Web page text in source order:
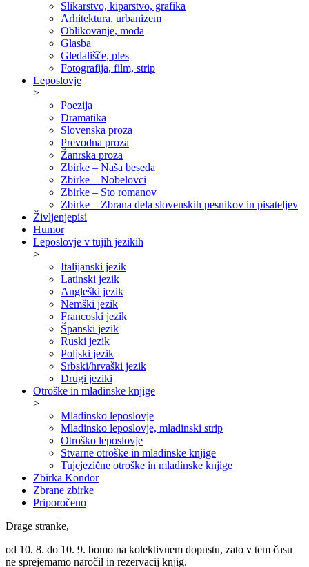
Slikarstvo, kiparstvo, grafika
Arhitektura, urbanizem
Oblikovanje, moda
Glasba
Gledališče, ples
Fotografija, film, strip
Leposlovje
>
Poezija
Dramatika
Slovenska proza
Prevodna proza
Žanrska proza
Zbirke – Naša beseda
Zbirke – Nobelovci
Zbirke – Sto romanov
Zbirke – Zbrana dela slovenskih pesnikov in pisateljev
Življenjepisi
Humor
Leposlovje v tujih jezikih
>
Italijanski jezik
Latinski jezik
Angleški jezik
Nemški jezik
Francoski jezik
Španski jezik
Ruski jezik
Poljski jezik
Srbski/hrvaški jezik
Drugi jeziki
Otroške in mladinske knjige
>
Mladinsko leposlovje
Mladinsko leposlovje, mladinski strip
Otroško leposlovje
Stvarne otroške in mladinske knjige
Tujejezične otroške in mladinske knjige
Zbirka Kondor
Zbrane zbirke
Priporočeno
Drage stranke,
od 10. 8. do 10. 9. bomo na kolektivnem dopustu, zato v tem času
ne sprejemamo naročil in rezervacij knjig.